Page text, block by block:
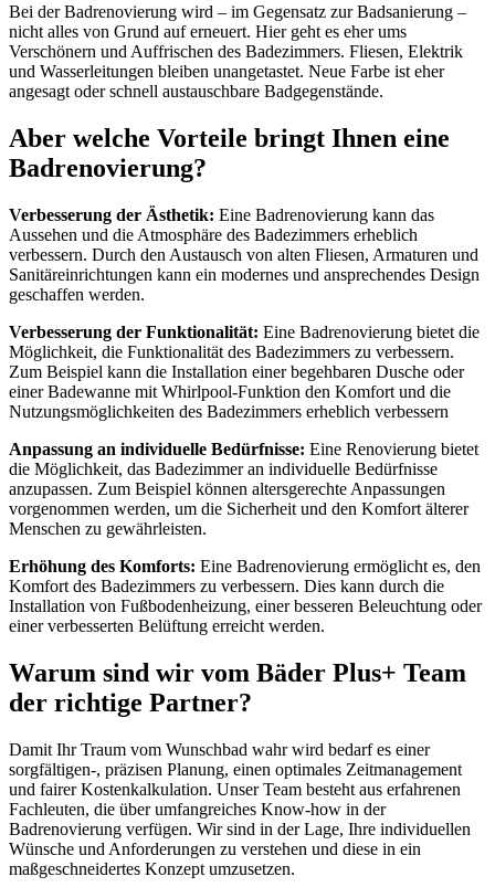
Bei der Badrenovierung wird – im Gegensatz zur Badsanierung –
nicht alles von Grund auf erneuert. Hier geht es eher ums
Verschönern und Auffrischen des Badezimmers. Fliesen, Elektrik
und Wasserleitungen bleiben unangetastet. Neue Farbe ist eher
angesagt oder schnell austauschbare Badgegenstände.
Aber welche Vorteile bringt Ihnen eine
Badrenovierung?
Verbesserung der Ästhetik: Eine Badrenovierung kann das
Aussehen und die Atmosphäre des Badezimmers erheblich
verbessern. Durch den Austausch von alten Fliesen, Armaturen und
Sanitäreinrichtungen kann ein modernes und ansprechendes Design
geschaffen werden.
Verbesserung der Funktionalität: Eine Badrenovierung bietet die
Möglichkeit, die Funktionalität des Badezimmers zu verbessern.
Zum Beispiel kann die Installation einer begehbaren Dusche oder
einer Badewanne mit Whirlpool-Funktion den Komfort und die
Nutzungsmöglichkeiten des Badezimmers erheblich verbessern
Anpassung an individuelle Bedürfnisse: Eine Renovierung bietet
die Möglichkeit, das Badezimmer an individuelle Bedürfnisse
anzupassen. Zum Beispiel können altersgerechte Anpassungen
vorgenommen werden, um die Sicherheit und den Komfort älterer
Menschen zu gewährleisten.
Erhöhung des Komforts: Eine Badrenovierung ermöglicht es, den
Komfort des Badezimmers zu verbessern. Dies kann durch die
Installation von Fußbodenheizung, einer besseren Beleuchtung oder
einer verbesserten Belüftung erreicht werden.
Warum sind wir vom Bäder Plus+ Team
der richtige Partner?
Damit Ihr Traum vom Wunschbad wahr wird bedarf es einer
sorgfältigen-, präzisen Planung, einen optimales Zeitmanagement
und fairer Kostenkalkulation. Unser Team besteht aus erfahrenen
Fachleuten, die über umfangreiches Know-how in der
Badrenovierung verfügen. Wir sind in der Lage, Ihre individuellen
Wünsche und Anforderungen zu verstehen und diese in ein
maßgeschneidertes Konzept umzusetzen.